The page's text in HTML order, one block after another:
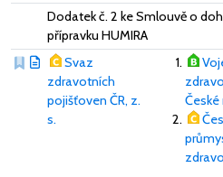
Dodatek č. 2 ke Smlouvě o
přípravku HUMIRA
Svaz
zdravotních
pojišťoven ČR, z.
s.
České